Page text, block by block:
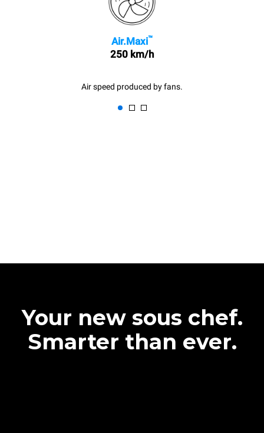
Air.Maxi™
250 km/h
Air speed produced by fans.
Your new sous chef.
Smarter than ever.